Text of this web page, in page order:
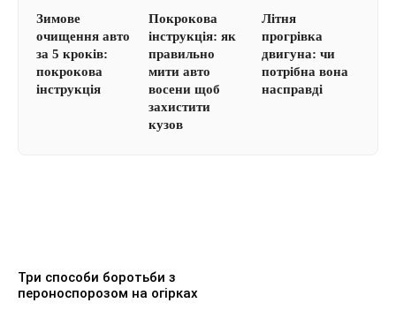
Зимове
очищення авто
за 5 кроків:
покрокова
інструкція
Покрокова
інструкція: як
правильно
мити авто
восени щоб
захистити
кузов
Літня
прогрівка
двигуна: чи
потрібна вона
насправді
Три способи боротьби з
пероноспорозом на огірках